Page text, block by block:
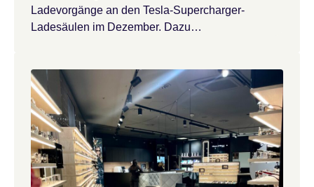
Ladevorgänge an den Tesla-Supercharger-
Ladesäulen im Dezember. Dazu…